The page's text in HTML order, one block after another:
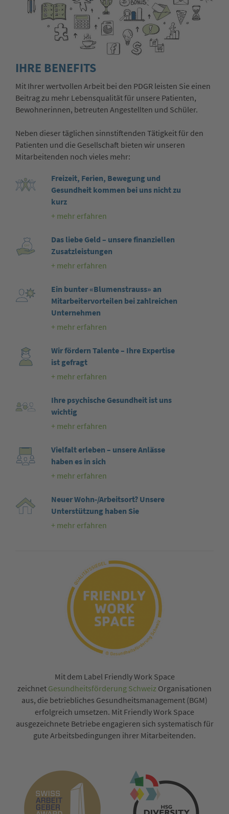
IHRE BENEFITS
Mit Ihrer wertvollen Arbeit bei den PDGR leisten Sie einen
Beitrag zu mehr Lebensqualität für unsere Patienten,
Bewohnerinnen, betreuten Angestellten und Schüler.
Neben dieser täglichen sinnstiftenden Tätigkeit für den
Patienten und die Gesellschaft bieten wir unseren
Mitarbeitenden noch vieles mehr:
Freizeit, Ferien, Bewegung und
Gesundheit kommen bei uns nicht zu
kurz
+ mehr erfahren
Das liebe Geld – unsere finanziellen
Zusatzleistungen
+ mehr erfahren
Ein bunter «Blumenstrauss» an
Mitarbeitervorteilen bei zahlreichen
Unternehmen
+ mehr erfahren
Wir fördern Talente – Ihre Expertise
ist gefragt
+ mehr erfahren
Ihre psychische Gesundheit ist uns
wichtig
+ mehr erfahren
Vielfalt erleben – unsere Anlässe
haben es in sich
+ mehr erfahren
Neuer Wohn-/Arbeitsort? Unsere
Unterstützung haben Sie
+ mehr erfahren
Mit dem Label Friendly Work Space
zeichnet Gesundheitsförderung Schweiz Organisationen
aus, die betriebliches Gesundheitsmanagement (BGM)
erfolgreich umsetzen. Mit Friendly Work Space
ausgezeichnete Betriebe enga­gieren sich systematisch für
gute Arbeitsbedingun­gen ihrer Mitarbeitenden.